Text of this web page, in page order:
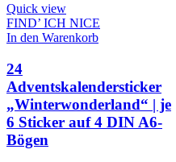
Quick view
FIND’ ICH NICE
In den Warenkorb
24
Adventskalendersticker
„Winterwonderland“ | je
6 Sticker auf 4 DIN A6-
Bögen